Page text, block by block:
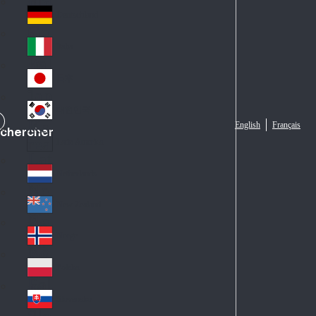
nc
e
Ge
an
y
Ital
y
Jap
an
Ko
Lat
in
A
me
ric
a
Ne
the
rla
nd
s
Ne
w
Ze
ala
nd
No
rw
ay
Pol
an
English Français